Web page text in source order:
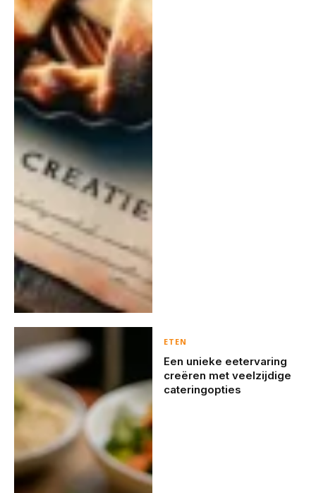
ETEN
Een unieke eetervaring
creëren met veelzijdige
cateringopties